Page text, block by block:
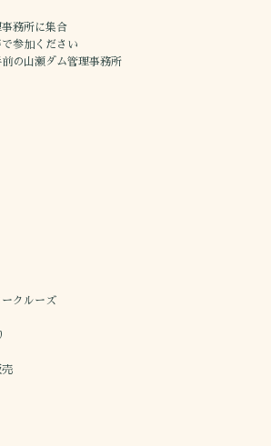
務所に集合
参加ください
の山瀬ダム管理事務所
クルーズ
売